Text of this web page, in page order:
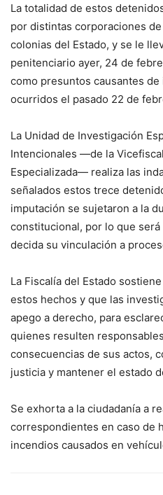
La totalidad de estos
por distintas corporaciones
colonias del Estado, y se le
penitenciario ayer, 24 de
como presuntos causantes
ocurridos el pasado 22 de
La Unidad de Investigación
Intencionales —de la
Especializada— realiza las
señalados estos trece
imputación se sujetaron a la
constitucional, por lo que
decida su vinculación a
La Fiscalía del Estado
estos hechos y que las
apego a derecho, para
quienes resulten
consecuencias de sus actos,
justicia y mantener el estado
Se exhorta a la ciudadanía a
correspondientes en caso de
incendios causados en